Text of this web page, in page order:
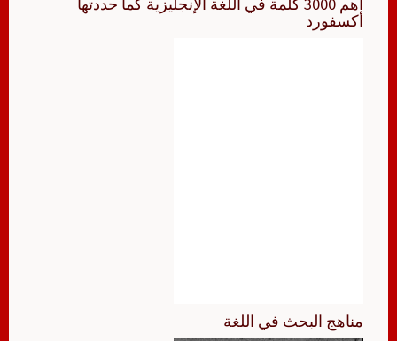
أكسفورد
مناهج البحث في اللغة